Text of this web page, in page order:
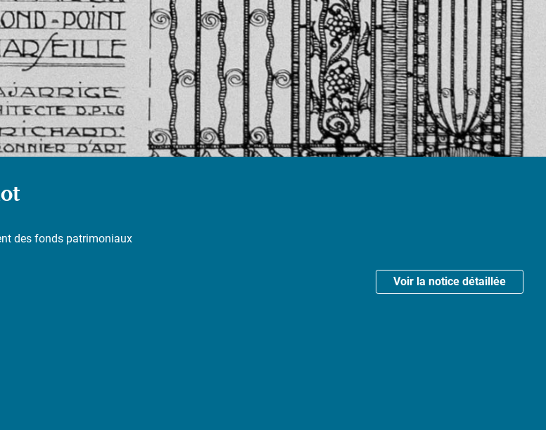
des fonds patrimoniaux
Voir la notice détaillée